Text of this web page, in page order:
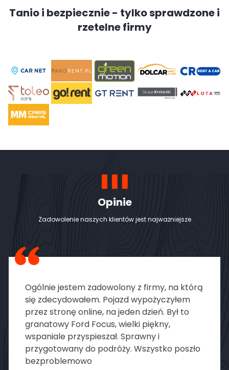
Tanio i bezpiecznie - tylko sprawdzone i
rzetelne firmy
Opinie
Zadowolenie naszych klientów jest najważniejsze
Ogólnie jestem zadowolony z firmy, na którą
się zdecydowałem. Pojazd wypożyczyłem
przez stronę online, na jeden dzień. Był to
granatowy Ford Focus, wielki piękny,
wspaniale przyspieszał. Sprawny i
przygotowany do podróży. Wszystko poszło
bezproblemowo